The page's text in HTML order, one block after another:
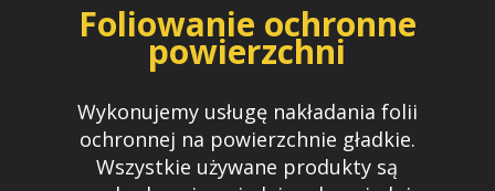
Foliowanie ochronne
powierzchni
Wykonujemy usługę nakładania folii
ochronnej na powierzchnie gładkie.
Wszystkie używane produkty są